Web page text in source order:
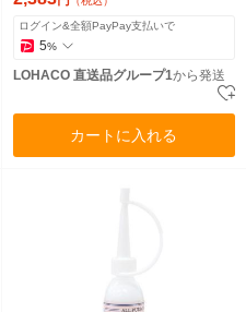
ログイン&全額PayPay支払いで
5%
LOHACO 直送品グループ1から発送
カートに入れる